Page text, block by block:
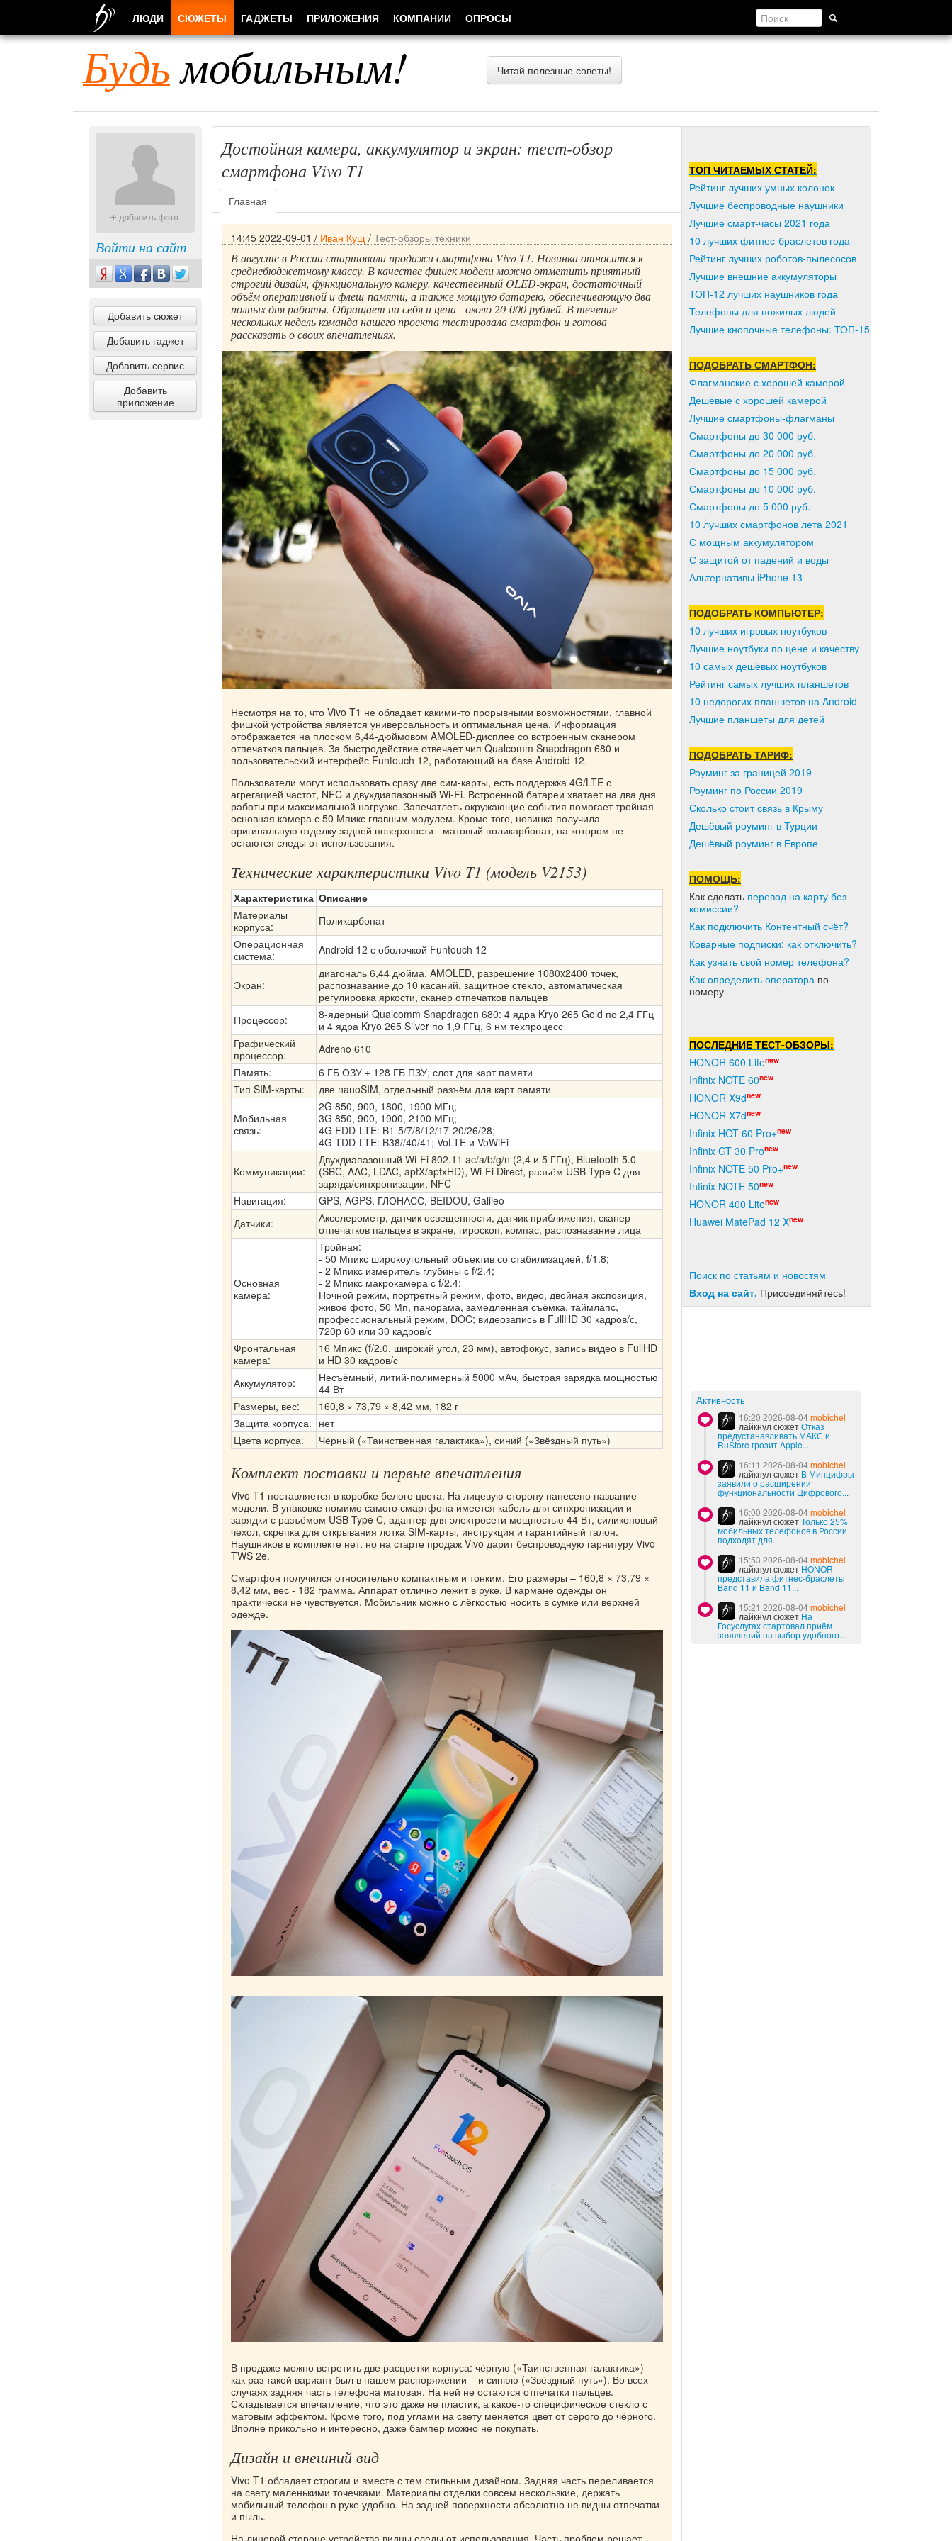
Будьмобильным! Читай полезные советы!
Войти на сайт
Добавить сюжет
Добавить гаджет
Добавить сервис
Добавить
приложение
Достойная камера, аккумулятор и экран: тест-обзор
смартфона Vivo T1
Главная
14:45 2022-09-01 / Иван Кущ / Тест-обзоры техники
В августе в России стартовали продажи смартфона Vivo T1. Новинка относится к
среднебюджетному классу. В качестве фишек модели можно отметить приятный
строгий дизайн, функциональную камеру, качественный OLED-экран, достаточный
объём оперативной и флеш-памяти, а также мощную батарею, обеспечивающую два
полных дня работы. Обращает на себя и цена - около 20 000 рублей. В течение
нескольких недель команда нашего проекта тестировала смартфон и готова
рассказать о своих впечатлениях.
Несмотря на то, что Vivo T1 не обладает какими-то прорывными возможностями, главной
фишкой устройства является универсальность и оптимальная цена. Информация
отображается на плоском 6,44-дюймовом AMOLED-дисплее со встроенным сканером
отпечатков пальцев. За быстродействие отвечает чип Qualcomm Snapdragon 680 и
пользовательский интерфейс Funtouch 12, работающий на базе Android 12.
Пользователи могут использовать сразу две сим-карты, есть поддержка 4G/LTE с
агрегацией частот, NFC и двухдиапазонный Wi-Fi. Встроенной батареи хватает на два дня
работы при максимальной нагрузке. Запечатлеть окружающие события помогает тройная
основная камера с 50 Мпикс главным модулем. Кроме того, новинка получила
оригинальную отделку задней поверхности - матовый поликарбонат, на котором не
остаются следы от использования.
Технические характеристики Vivo T1 (модель V2153)
Характеристика Описание
Материалы
корпуса:
Поликарбонат
Операционная
система:
Android 12 с оболочкой Funtouch 12
Экран:
диагональ 6,44 дюйма, AMOLED, разрешение 1080x2400 точек,
распознавание до 10 касаний, защитное стекло, автоматическая
регулировка яркости, сканер отпечатков пальцев
Процессор:
8-ядерный Qualcomm Snapdragon 680: 4 ядра Kryo 265 Gold по 2,4 ГГц
и 4 ядра Kryo 265 Silver по 1,9 ГГц, 6 нм техпроцесс
Графический
процессор:
Adreno 610
Память:
6 ГБ ОЗУ + 128 ГБ ПЗУ; слот для карт памяти
Тип SIM-карты:
две nanoSIM, отдельный разъём для карт памяти
Мобильная
связь:
2G 850, 900, 1800, 1900 МГц;
3G 850, 900, 1900, 2100 МГц;
4G FDD-LTE: B1-5/7/8/12/17-20/26/28;
4G TDD-LTE: B38//40/41; VoLTE и VoWiFi
Коммуникации:
Двухдиапазонный Wi-Fi 802.11 ac/a/b/g/n (2,4 и 5 ГГц), Bluetooth 5.0
(SBC, AAC, LDAC, aptX/aptxHD), Wi-Fi Direct, разъём USB Type C для
заряда/синхронизации, NFC
Навигация:
GPS, AGPS, ГЛОНАСС, BEIDOU, Galileo
Датчики:
Акселерометр, датчик освещенности, датчик приближения, сканер
отпечатков пальцев в экране, гироскоп, компас, распознавание лица
Основная
камера:
Тройная:
- 50 Мпикс широкоугольный объектив со стабилизацией, f/1.8;
- 2 Мпикс измеритель глубины с f/2.4;
- 2 Мпикс макрокамера с f/2.4;
Ночной режим, портретный режим, фото, видео, двойная экспозиция,
живое фото, 50 Мп, панорама, замедленная съёмка, таймлапс,
профессиональный режим, DOC; видеозапись в FullHD 30 кадров/с,
720p 60 или 30 кадров/с
Фронтальная
камера:
16 Мпикс (f/2.0, широкий угол, 23 мм), автофокус, запись видео в FullHD
и HD 30 кадров/с
Аккумулятор:
Несъёмный, литий-полимерный 5000 мАч, быстрая зарядка мощностью
44 Вт
Размеры, вес:
160,8 × 73,79 × 8,42 мм, 182 г
Защита корпуса: нет
Цвета корпуса:
Чёрный («Таинственная галактика»), синий («Звёздный путь»)
Комплект поставки и первые впечатления
Vivo T1 поставляется в коробке белого цвета. На лицевую сторону нанесено название
модели. В упаковке помимо самого смартфона имеется кабель для синхронизации и
зарядки с разъёмом USB Type C, адаптер для электросети мощностью 44 Вт, силиконовый
чехол, скрепка для открывания лотка SIM-карты, инструкция и гарантийный талон.
Наушников в комплекте нет, но на старте продаж Vivo дарит беспроводную гарнитуру Vivo
TWS 2e.
Смартфон получился относительно компактным и тонким. Его размеры – 160,8 × 73,79 ×
8,42 мм, вес - 182 грамма. Аппарат отлично лежит в руке. В кармане одежды он
практически не чувствуется. Мобильник можно с лёгкостью носить в сумке или верхней
одежде.
В продаже можно встретить две расцветки корпуса: чёрную («Таинственная галактика») –
как раз такой вариант был в нашем распоряжении – и синюю («Звёздный путь»). Во всех
случаях задняя часть телефона матовая. На ней не остаются отпечатки пальцев.
Складывается впечатление, что это даже не пластик, а какое-то специфическое стекло с
матовым эффектом. Кроме того, под углами на свету меняется цвет от серого до чёрного.
Вполне прикольно и интересно, даже бампер можно не покупать.
Дизайн и внешний вид
Vivo T1 обладает строгим и вместе с тем стильным дизайном. Задняя часть переливается
на свету маленькими точечками. Материалы отделки совсем нескользкие, держать
мобильный телефон в руке удобно. На задней поверхности абсолютно не видны отпечатки
и пыль.
На лицевой стороне устройства видны следы от использования. Часть проблем решает
ТОП ЧИТАЕМЫХ СТАТЕЙ:
Рейтинг лучших умных колонок
Лучшие беспроводные наушники
Лучшие смарт-часы 2021 года
10 лучших фитнес-браслетов года
Рейтинг лучших роботов-пылесосов
Лучшие внешние аккумуляторы
ТОП-12 лучших наушников года
Телефоны для пожилых людей
Лучшие кнопочные телефоны: ТОП-15
ПОДОБРАТЬ СМАРТФОН:
Флагманские с хорошей камерой
Дешёвые с хорошей камерой
Лучшие смартфоны-флагманы
Смартфоны до 30 000 руб.
Смартфоны до 20 000 руб.
Смартфоны до 15 000 руб.
Смартфоны до 10 000 руб.
Смартфоны до 5 000 руб.
10 лучших смартфонов лета 2021
С мощным аккумулятором
С защитой от падений и воды
Альтернативы iPhone 13
ПОДОБРАТЬ КОМПЬЮТЕР:
10 лучших игровых ноутбуков
Лучшие ноутбуки по цене и качеству
10 самых дешёвых ноутбуков
Рейтинг самых лучших планшетов
10 недорогих планшетов на Android
Лучшие планшеты для детей
ПОДОБРАТЬ ТАРИФ:
Роуминг за границей 2019
Роуминг по России 2019
Сколько стоит связь в Крыму
Дешёвый роуминг в Турции
Дешёвый роуминг в Европе
ПОМОЩЬ:
Как сделать перевод на карту без
комиссии?
Как подключить Контентный счёт?
Коварные подписки: как отключить?
Как узнать свой номер телефона?
Как определить оператора по
номеру
ПОСЛЕДНИЕ ТЕСТ-ОБЗОРЫ:
HONOR 600 Litenew
Infinix NOTE 60new
HONOR X9dnew
HONOR X7dnew
Infinix HOT 60 Pro+new
Infinix GT 30 Pronew
Infinix NOTE 50 Pro+new
Infinix NOTE 50new
HONOR 400 Litenew
Huawei MatePad 12 Xnew
Поиск по статьям и новостям
Вход на сайт. Присоединяйтесь!
Активность
16:20 2026-08-04mobichel
лайкнул сюжетОтказ
предустанавливать МАКС и
RuStore грозит Apple...
16:11 2026-08-04mobichel
лайкнул сюжет В Минцифры
заявили о расширении
функциональности Цифрового...
16:00 2026-08-04mobichel
лайкнул сюжетТолько 25%
мобильных телефонов в России
подходят для...
15:53 2026-08-04mobichel
лайкнул сюжет HONOR
представила фитнес-браслеты
Band 11 и Band 11...
15:21 2026-08-04mobichel
лайкнул сюжет На
Госуслугах стартовал приём
заявлений на выбор удобного...
ЛЮДИ СЮЖЕТЫ ГАДЖЕТЫ ПРИЛОЖЕНИЯ КОМПАНИИ ОПРОСЫ